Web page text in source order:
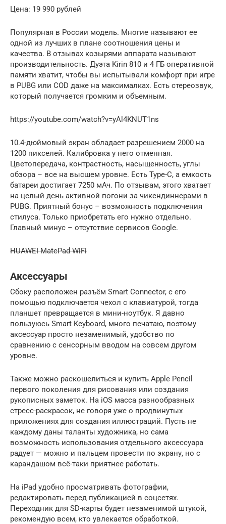
Цена: 19 990 рублей
Популярная в России модель. Многие называют ее
одной из лучших в плане соотношения цены и
качества. В отзывах козырями аппарата называют
производительность. Дуэта Kirin 810 и 4 ГБ оперативной
памяти хватит, чтобы вы испытывали комфорт при игре
в PUBG или COD даже на максималках. Есть стереозвук,
который получается громким и объемным.
https://youtube.com/watch?v=yAl4KNUT1ns
10.4-дюймовый экран обладает разрешением 2000 на
1200 пикселей. Калибровка у него отменная.
Цветопередача, контрастность, насыщенность, углы
обзора – все на высшем уровне. Есть Type-C, а емкость
батареи достигает 7250 мАч. По отзывам, этого хватает
на целый день активной погони за чикендиннерами в
PUBG. Приятный бонус – возможность подключения
стилуса. Только приобретать его нужно отдельно.
Главный минус – отсутствие сервисов Google.
HUAWEI MatePad WiFi
Аксессуары
Сбоку расположен разъём Smart Connector, с его
помощью подключается чехол с клавиатурой, тогда
планшет превращается в мини-ноутбук. Я давно
пользуюсь Smart Keyboard, много печатаю, поэтому
аксессуар просто незаменимый, удобство по
сравнению с сенсорным вводом на совсем другом
уровне.
Также можно раскошелиться и купить Apple Pencil
первого поколения для рисования или создания
рукописных заметок. На iOS масса разнообразных
стресс-раскрасок, не говоря уже о продвинутых
приложениях для создания иллюстраций. Пусть не
каждому даны таланты художника, но сама
возможность использования отдельного аксессуара
радует — можно и пальцем провести по экрану, но с
карандашом всё-таки приятнее работать.
На iPad удобно просматривать фотографии,
редактировать перед публикацией в соцсетях.
Переходник для SD-карты будет незаменимой штукой,
рекомендую всем, кто увлекается обработкой.